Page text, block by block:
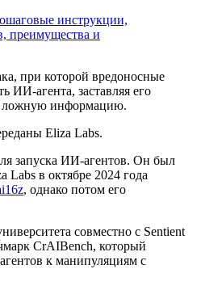
инструкции,
преимущества и
при которой вредоносные
ИИ-агента, заставляя его
ложную информацию.
Eliza Labs.
запуска ИИ-агентов. Он был
Labs в октябре 2024 года
, однако потом его
совместно с Sentient
CrAIBench, который
к манипуляциям с